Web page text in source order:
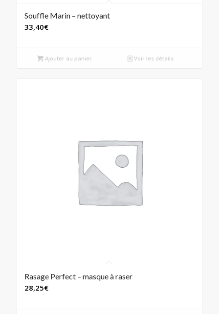
Souffle Marin – nettoyant
33,40€
Ajouter au panier Voir les détails
Rasage Perfect – masque à raser
28,25€